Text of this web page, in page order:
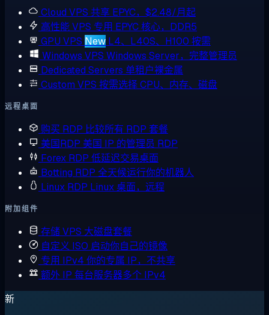
Cloud VPS 共享 EPYC，$2.48/月起
高性能 VPS 专用 EPYC 核心，DDR5
GPU VPS New L4、L40S、H100 按需
Windows VPS Windows Server，完整管理员
Dedicated Servers 单租户裸金属
Custom VPS 按需选择 CPU、内存、磁盘
远程桌面
购买 RDP 比较所有 RDP 套餐
美国RDP 美国 IP 的管理员 RDP
Forex RDP 低延迟交易桌面
Botting RDP 全天候运行你的机器人
Linux RDP Linux 桌面，远程
附加组件
存储 VPS 大磁盘套餐
自定义 ISO 启动你自己的镜像
专用 IPv4 你的专属 IP，不共享
额外 IP 每台服务器多个 IPv4
新